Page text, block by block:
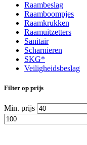
Raambeslag
Raamboompjes
Raamkrukken
Raamuitzetters
Sanitair
Scharnieren
SKG*
Veiligheidsbeslag
Filter op prijs
Min. prijs